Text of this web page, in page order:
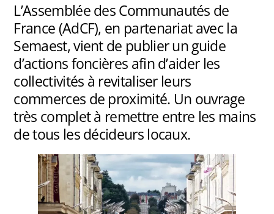
L’Assemblée des Communautés de
France (AdCF), en partenariat avec la
Semaest, vient de publier un guide
d’actions foncières afin d’aider les
collectivités à revitaliser leurs
commerces de proximité. Un ouvrage
très complet à remettre entre les mains
de tous les décideurs locaux.